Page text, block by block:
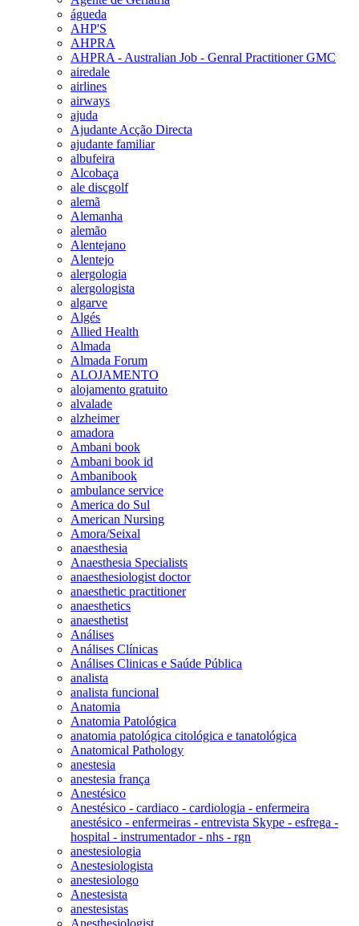
águeda
AHP'S
AHPRA
AHPRA - Australian Job - Genral Practitioner GMC
airedale
airlines
airways
ajuda
Ajudante Acção Directa
ajudante familiar
albufeira
Alcobaça
ale discgolf
alemã
Alemanha
alemão
Alentejano
Alentejo
alergologia
alergologista
algarve
Algés
Allied Health
Almada
Almada Forum
ALOJAMENTO
alojamento gratuito
alvalade
alzheimer
amadora
Ambani book
Ambani book id
Ambanibook
ambulance service
America do Sul
American Nursing
Amora/Seixal
anaesthesia
Anaesthesia Specialists
anaesthesiologist doctor
anaesthetic practitioner
anaesthetics
anaesthetist
Análises
Análises Clínicas
Análises Clinicas e Saúde Pública
analista
analista funcional
Anatomia
Anatomia Patológica
anatomia patológica citológica e tanatológica
Anatomical Pathology
anestesia
anestesia frança
Anestésico
Anestésico - cardiaco - cardiologia - enfermeira
anestésico - enfermeiras - entrevista Skype - esfrega -
hospital - instrumentador - nhs - rgn
anestesiologia
Anestesiologista
anestesiologo
Anestesista
anestesistas
Anesthesiologist